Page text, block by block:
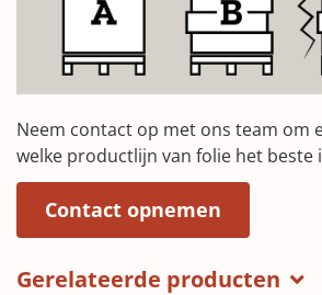
Neem contact op met ons team om
welke productlijn van folie het beste
Contact opnemen
Gerelateerde producten